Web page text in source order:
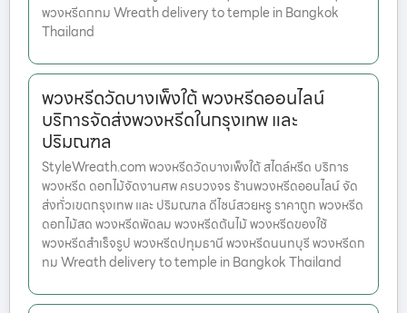
พวงหรีดกทม Wreath delivery to temple in Bangkok
Thailand
พวงหรีดวัดบางเพ็งใต้ พวงหรีดออนไลน์
บริการจัดส่งพวงหรีดในกรุงเทพ และ
ปริมณฑล
StyleWreath.com พวงหรีดวัดบางเพ็งใต้ สไตล์หรีด บริการ
พวงหรีด ดอกไม้จัดงานศพ ครบวงจร ร้านพวงหรีดออนไลน์ จัด
ส่งทั่วเขตกรุงเทพ และ ปริมณฑล ดีไซน์สวยหรู ราคาถูก พวงหรีด
ดอกไม้สด พวงหรีดพัดลม พวงหรีดต้นไม้ พวงหรีดของใช้
พวงหรีดสำเร็จรูป พวงหรีดปทุมธานี พวงหรีดนนทบุรี พวงหรีดก
ทม Wreath delivery to temple in Bangkok Thailand